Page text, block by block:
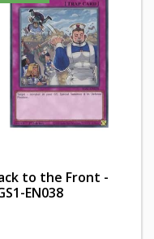
to the Front -
EN038